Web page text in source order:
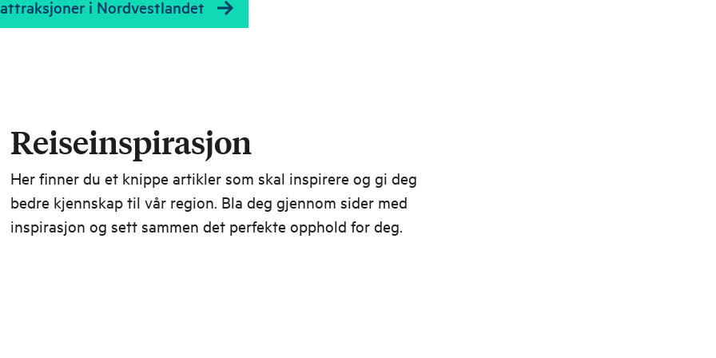
mellom dal og tind.
Åndalsnes med Valldal på
Sunnmøre.
i Nordvestlandet
Reiseinspirasjon
Her finner du et knippe artikler som skal inspirere og gi deg
bedre kjennskap til vår region. Bla deg gjennom sider med
inspirasjon og sett sammen det perfekte opphold for deg.